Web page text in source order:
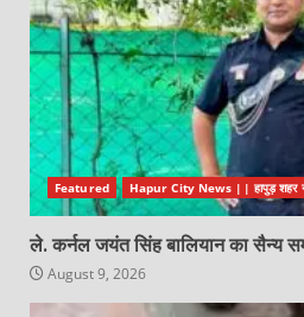
Featured Hapur City News || हापुड़ शहर
ले. कर्नल जयंत सिंह बालियान का सैन्य
August 9, 2026